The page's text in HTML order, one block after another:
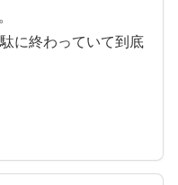
に終わっていて到底